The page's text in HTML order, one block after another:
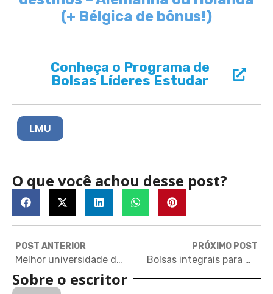
(+ Bélgica de bônus!)
Conheça o Programa de
Bolsas Líderes Estudar
LMU
O que você achou desse post?
POST ANTERIOR
Melhor universidade da Irlanda oferece bolsa integral para mestrado
PRÓXIMO POST
Bolsas integrais para mestrado na melhor universidade da Turquia
Sobre o escritor